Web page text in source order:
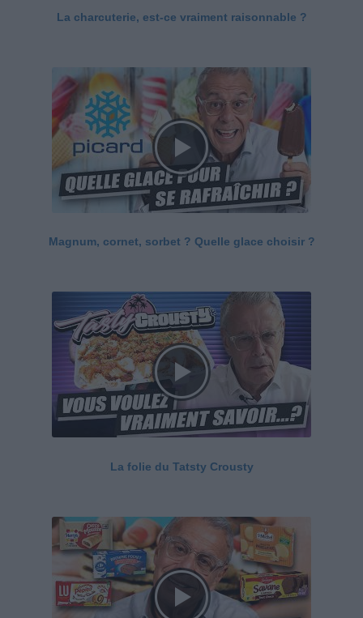
La charcuterie, est-ce vraiment raisonnable ?
Magnum, cornet, sorbet ? Quelle glace choisir ?
La folie du Tatsty Crousty